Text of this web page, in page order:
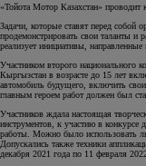
«Тойота Мотор Казахстан»
Задачи, которые ставят перед собой
продемонстрировать свои таланты и
реализует инициативы, направленные
Участником второго национального
Кыргызстан в возрасте до 15 лет
автомобиль будущего, включить
главным героем работ должен был
Участников ждала настоящая
инструментов, к участию в
работы. Можно было использовать
Допускались также техники
декабря 2021 года по 11 февраля